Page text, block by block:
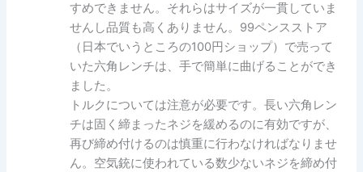
すめできません。それらはサイズが一貫していま
せんし品質も高くありません。99ペンスストア
（日本でいうところの100円ショップ）で売って
いた六角レンチは、手で簡単に曲げることができ
ました。
トルクについては注意が必要です。長い六角レン
チは固く締まったネジを緩めるのに有効ですが、
再び締め付けるのは慎重に行わなければなりませ
ん。空気銃に使われている数少ないネジを締め付